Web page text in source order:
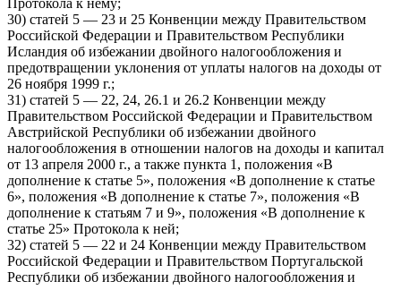
30) статей 5 — 23 и 25 Конвенции между Правительством
Российской Федерации и Правительством Республики
Исландия об избежании двойного налогообложения и
предотвращении уклонения от уплаты налогов на доходы от
26 ноября 1999 г.;
31) статей 5 — 22, 24, 26.1 и 26.2 Конвенции между
Правительством Российской Федерации и Правительством
Австрийской Республики об избежании двойного
налогообложения в отношении налогов на доходы и капитал
от 13 апреля 2000 г., а также пункта 1, положения «В
дополнение к статье 5», положения «В дополнение к статье
6», положения «В дополнение к статье 7», положения «В
дополнение к статьям 7 и 9», положения «В дополнение к
статье 25» Протокола к ней;
32) статей 5 — 22 и 24 Конвенции между Правительством
Российской Федерации и Правительством Португальской
Республики об избежании двойного налогообложения и